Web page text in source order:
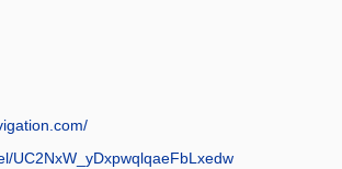
UC2NxW_yDxpwqlqaeFbLxedw